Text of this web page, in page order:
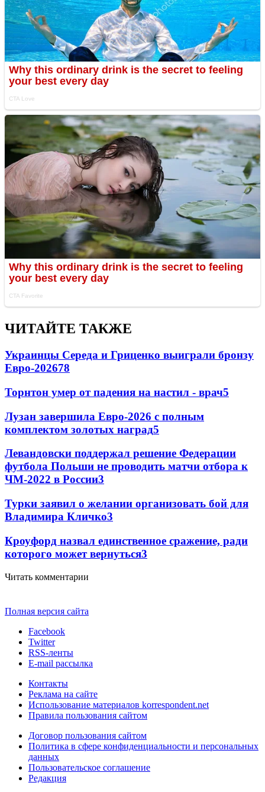
ЧИТАЙТЕ ТАКЖЕ
Украинцы Середа и Гриценко выиграли бронзу
Евро-202678
Торнтон умер от падения на настил - врач5
Лузан завершила Евро-2026 с полным
комплектом золотых наград5
Левандовски поддержал решение Федерации
футбола Польши не проводить матчи отбора к
ЧМ-2022 в России3
Турки заявил о желании организовать бой для
Владимира Кличко3
Кроуфорд назвал единственное сражение, ради
которого может вернуться3
Читать комментарии
Полная версия сайта
Facebook
Twitter
RSS-ленты
E-mail рассылка
Контакты
Реклама на сайте
Использование материалов korrespondent.net
Правила пользования сайтом
Договор пользования сайтом
Политика в сфере конфиденциальности и персональных
данных
Пользовательское соглашение
Редакция